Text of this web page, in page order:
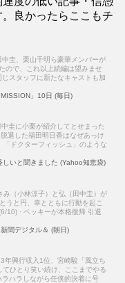
良かったらここもチ
圭、栗山千明ら豪華メンバーが
ので、これ以上続編は望みませ
スタッフに新たなキャストも加
」10日 (毎日)
圭に小栗が紹介してとせまった
退した福田明日香はなぜあっけ
ドクターフィッシュ」のような
いと聞きました (Yahoo知恵袋)
（小林涼子）と弘（田中圭）が
うと円、幸とともに行動を起こ
10) · ベッキーが本格復帰 引退
聞デジタル＆ (朝日)
興行収入1位、宮崎駿「風立ち
ひとり笑い続け、ここまでやる
ハラしながら任侠的決着に号